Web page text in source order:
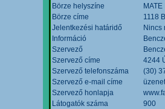
Börze helyszíne
Börze címe
1118
Jelentkezési határidő
Nincs
Információ
Szervező
Szervező címe
4244
Szervező telefonszáma
(30)
Szervező e-mail címe
Szervező honlapja
Látogatók száma
900